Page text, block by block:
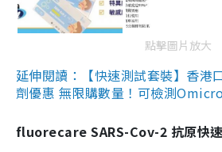
點擊圖片放大
延伸閱讀：【快速測試套裝】香港
劑優惠 無限購數量！可檢測
fluorecare SARS-Cov-2 抗原快